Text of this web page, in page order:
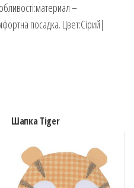
–
посадка. Цвет:Сірий|
Шапка Tiger